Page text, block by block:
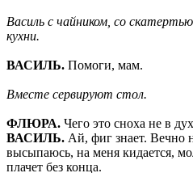
Василь с чайником, со
кухни.
ВАСИЛЬ. Помоги, мам.
Вместе сервируют стол.
ФЛЮРА. Чего это сноха не в
ВАСИЛЬ. Ай, фиг знает. Вечно
высыпаюсь, на меня кидается,
плачет без конца.